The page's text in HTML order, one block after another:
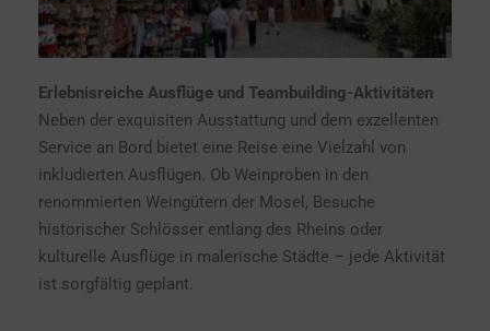
Erlebnisreiche Ausflüge und Teambuilding-Aktivitäten
Neben der exquisiten Ausstattung und dem exzellenten
Service an Bord bietet eine Reise eine Vielzahl von
inkludierten Ausflügen. Ob Weinproben in den
renommierten Weingütern der Mosel, Besuche
historischer Schlösser entlang des Rheins oder
kulturelle Ausflüge in malerische Städte – jede Aktivität
ist sorgfältig geplant.